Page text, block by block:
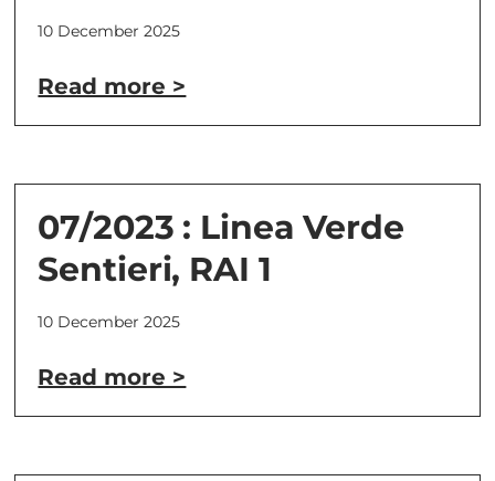
10 December 2025
Read more >
07/2023 : Linea Verde
Sentieri, RAI 1
10 December 2025
Read more >